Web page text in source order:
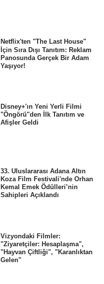
Netflix'ten "The Last House"
İçin Sıra Dışı Tanıtım: Reklam
Panosunda Gerçek Bir Adam
Yaşıyor!
Disney+'ın Yeni Yerli Filmi
"Öngörü"den İlk Tanıtım ve
Afişler Geldi
33. Uluslararası Adana Altın
Koza Film Festivali'nde Orhan
Kemal Emek Ödülleri’nin
Sahipleri Açıklandı
Vizyondaki Filmler:
"Ziyaretçiler: Hesaplaşma",
"Hayvan Çiftliği", "Karanlıktan
Gelen"